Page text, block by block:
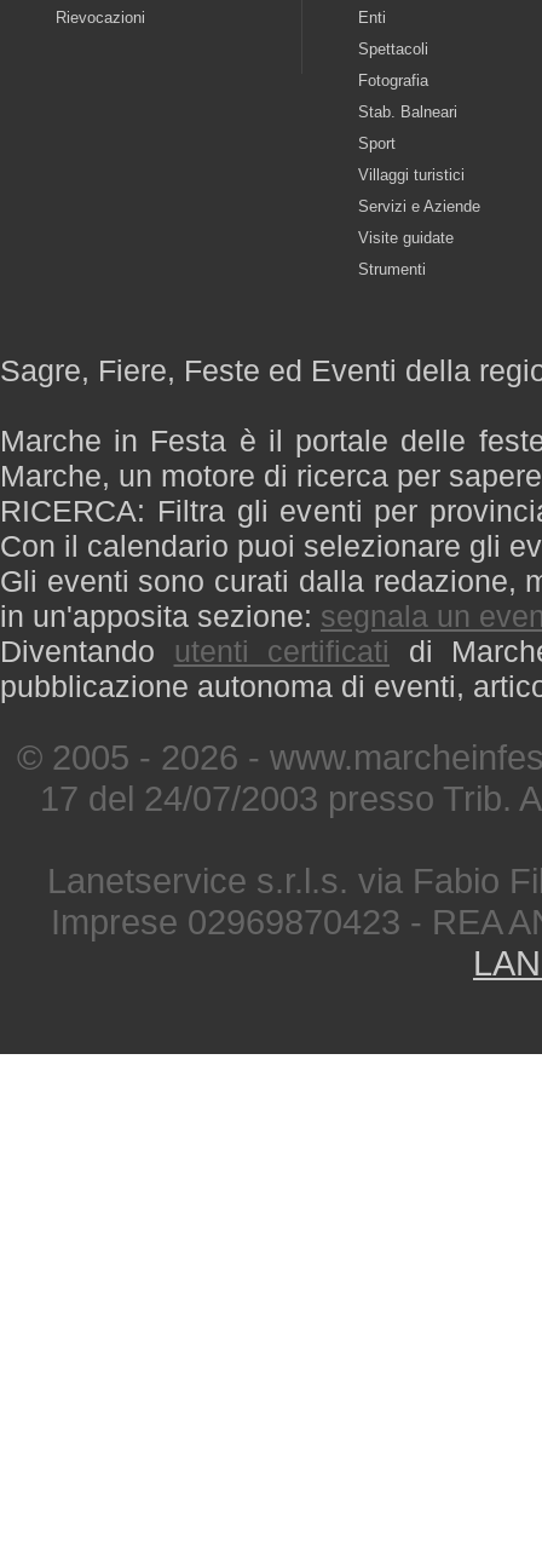
Rievocazioni
Enti
Spettacoli
Fotografia
Stab. Balneari
Sport
Villaggi turistici
Servizi e Aziende
Visite guidate
Strumenti
Sagre, Fiere, Feste ed Eventi della
Marche in Festa è il portale delle
Marche, un motore di ricerca per
RICERCA: Filtra gli eventi per
Con il calendario puoi selezionare gli
Gli eventi sono curati dalla redazione,
in un'apposita sezione: segnala un
Diventando utenti certificati di
pubblicazione autonoma di eventi,
© 2005 - 2026 -
17 del 24/07/2003 presso Trib.
Lanetservice s.r.l.s. via Fabio
Imprese 02969870423 - REA